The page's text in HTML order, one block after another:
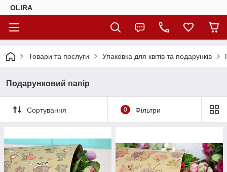
OLIRA
Товари та послуги Упаковка для квітів та подарунків
Подарунковий папір
Сортування 0 Фільтри